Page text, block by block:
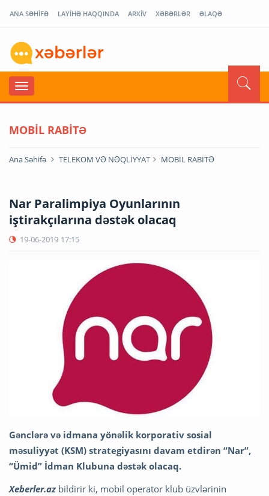
ANA SƏHİFƏ LAYİHƏ HAQQINDA ARXİV XƏBƏRLƏR ƏLAQƏ
MOBİL RABİTƏ
Ana Səhifə TELEKOM VƏ NƏQLİYYAT MOBİL RABİTƏ
Nar Paralimpiya Oyunlarının
iştirakçılarına dəstək olacaq
19-06-2019 17:15
Gənclərə və idmana yönəlik korporativ sosial
məsuliyyət (KSM) strategiyasını davam etdirən “Nar”,
“Ümid” İdman Klubuna dəstək olacaq.
Xeberler.az bildirir ki, mobil operator klub üzvlərinin